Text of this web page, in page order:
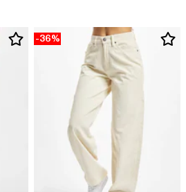
-36%